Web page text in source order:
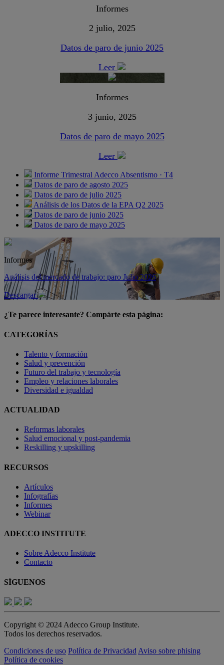
Informes
2 julio, 2025
Datos de paro de junio 2025
Leer
Informes
3 junio, 2025
Datos de paro de mayo 2025
Leer
Informe Trimestral Adecco Absentismo · T4
Datos de paro de agosto 2025
Datos de paro de julio 2025
Análisis de los Datos de la EPA Q2 2025
Datos de paro de junio 2025
Datos de paro de mayo 2025
Informes
Análisis del mercado de trabajo: paro Julio 2026
Descargar
¿Te parece interesante? Compárte esta página:
CATEGORÍAS
Talento y formación
Salud y prevención
Futuro del trabajo y tecnología
Empleo y relaciones laborales
Diversidad e igualdad
ACTUALIDAD
Reformas laborales
Salud emocional y post-pandemia
Reskilling y upskilling
RECURSOS
Artículos
Infografías
Informes
Webinar
ADECCO INSTITUTE
Sobre Adecco Institute
Contacto
SÍGUENOS
Copyright © 2024 Adecco Group Institute.
Todos los derechos reservados.
Condiciones de uso Política de Privacidad Aviso sobre phising
Política de cookies